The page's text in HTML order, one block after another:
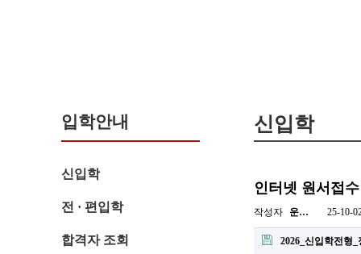
입학안내
신입학
전 · 편입학
합격자 조회
신입학
인터넷 원서접
작성자 운… 25-10-
2026_신입학전형